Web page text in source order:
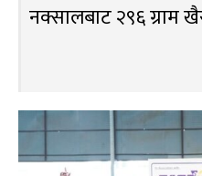
नक्सालबाट २९६ ग्राम